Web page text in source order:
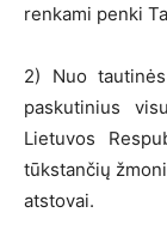
renkami penki
2) Nuo
paskutinius
Lietuvos
tūkstančių
atstovai.